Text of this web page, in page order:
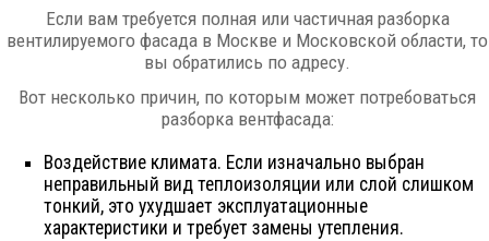
Если вам требуется полная или частичная разборка
вентилируемого фасада в Москве и Московской области, то
вы обратились по адресу.
Вот несколько причин, по которым может потребоваться
разборка вентфасада:
Воздействие климата. Если изначально выбран
неправильный вид теплоизоляции или слой слишком
тонкий, это ухудшает эксплуатационные
характеристики и требует замены утепления.